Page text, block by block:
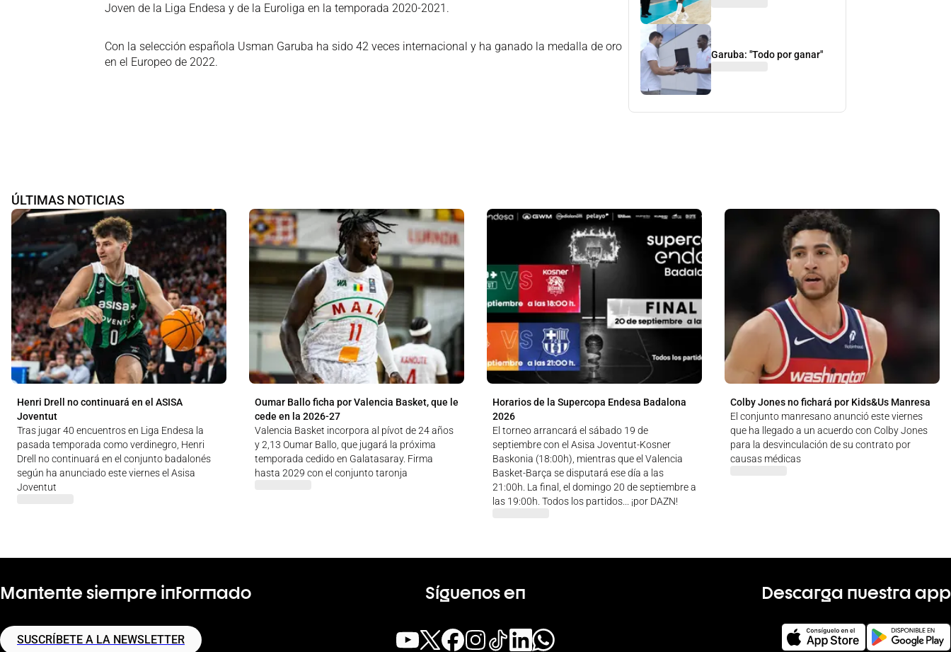
Joven de la Liga Endesa y de la Euroliga en la temporada 2020-2021.
Con la selección española Usman Garuba ha sido 42 veces internacional y ha ganado la medalla de oro
en el Europeo de 2022.
Garuba: "Todo por ganar"
ÚLTIMAS NOTICIAS
Henri Drell no continuará en el ASISA
Joventut
Tras jugar 40 encuentros en Liga Endesa la
pasada temporada como verdinegro, Henri
Drell no continuará en el conjunto badalonés
según ha anunciado este viernes el Asisa
Joventut
Oumar Ballo ficha por Valencia Basket, que le
cede en la 2026-27
Valencia Basket incorpora al pívot de 24 años
y 2,13 Oumar Ballo, que jugará la próxima
temporada cedido en Galatasaray. Firma
hasta 2029 con el conjunto taronja
Horarios de la Supercopa Endesa Badalona
2026
El torneo arrancará el sábado 19 de
septiembre con el Asisa Joventut-Kosner
Baskonia (18:00h), mientras que el Valencia
Basket-Barça se disputará ese día a las
21:00h. La final, el domingo 20 de septiembre a
las 19:00h. Todos los partidos... ¡por DAZN!
Colby Jones no fichará por Kids&Us Manresa
El conjunto manresano anunció este viernes
que ha llegado a un acuerdo con Colby Jones
para la desvinculación de su contrato por
causas médicas
Mantente siempre informado
SUSCRÍBETE A LA NEWSLETTER
Síguenos en Descarga nuestra app